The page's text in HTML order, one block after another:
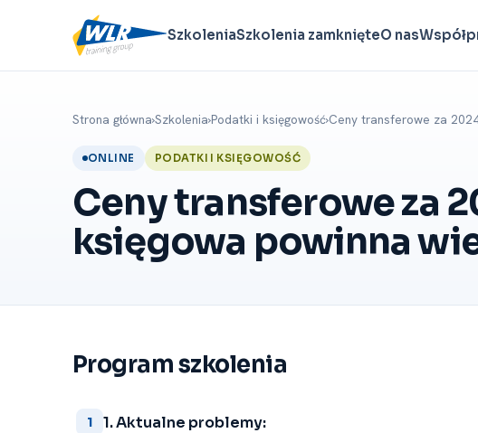
SzkoleniaSzkolenia zamknięteO nas
Strona główna›Szkolenia›Podatki i księgowość›Ceny transferowe za
ONLINE PODATKI I KSIĘGOWOŚĆ
Ceny transferowe za
księgowa powinna
Program szkolenia
1 1. Aktualne problemy: